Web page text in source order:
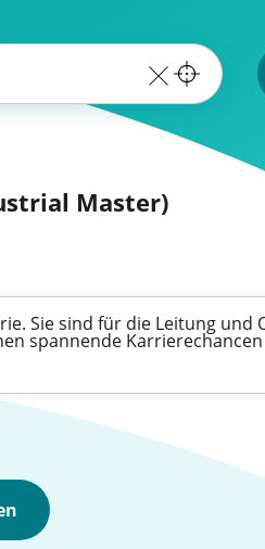
Master)
Sie sind für die Leitung und
spannende